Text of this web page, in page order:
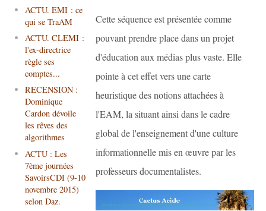
ACTU. EMI : ce
qui se TraAM
ACTU. CLEMI :
l'ex-directrice
règle ses
comptes...
RECENSION :
Dominique
Cardon dévoile
les rêves des
algorithmes
ACTU : Les
7ème journées
SavoirsCDI (9-10
novembre 2015)
selon Daz.
Cette séquence est présentée comme
pouvant prendre place dans un projet
d'éducation aux médias plus vaste. Elle
pointe à cet effet vers une carte
heuristique des notions attachées à
l'EAM, la situant ainsi dans le cadre
global de l'enseignement d'une culture
informationnelle mis en œuvre par les
professeurs documentalistes.